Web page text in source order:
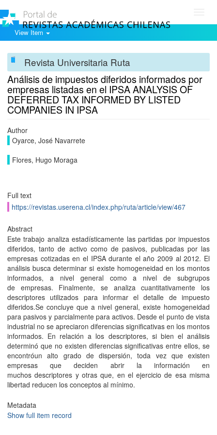
View Item
Revista Universitaria Ruta
Análisis de impuestos diferidos informados por
empresas listadas en el IPSA ANALYSIS OF
DEFERRED TAX INFORMED BY LISTED
COMPANIES IN IPSA
Author
Oyarce, José Navarrete
Flores, Hugo Moraga
Full text
https://revistas.userena.cl/index.php/ruta/article/view/467
Abstract
Este trabajo analiza estadísticamente las partidas por impuestos
diferidos, tanto de activo como de pasivos, publicadas por las
empresas cotizadas en el IPSA durante el año 2009 al 2012. El
análisis busca determinar si existe homogeneidad en los montos
informados, a nivel general como a nivel de subgrupos
de empresas. Finalmente, se analiza cuantitativamente los
descriptores utilizados para informar el detalle de impuesto
diferidos.Se concluye que a nivel general, existe homogeneidad
para pasivos y parcialmente para activos. Desde el punto de vista
industrial no se apreciaron diferencias significativas en los montos
informados. En relación a los descriptores, si bien el análisis
determinó que no existen diferencias significativas entre ellos, se
encontróun alto grado de dispersión, toda vez que existen
empresas que deciden abrir la información en
muchos descriptores y otras que, en el ejercicio de esa misma
libertad reducen los conceptos al mínimo.
Metadata
Show full item record